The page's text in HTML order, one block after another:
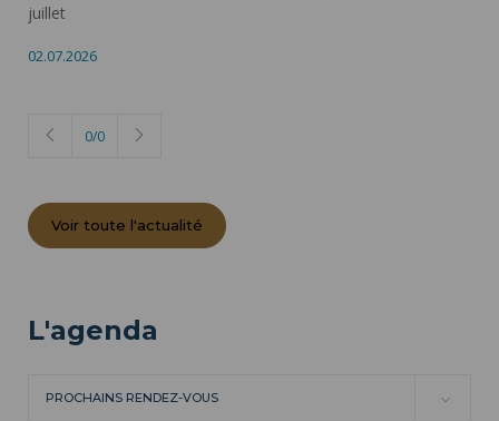
juillet
02.07.2026
0/0
Voir toute l'actualité
L'agenda
PROCHAINS RENDEZ-VOUS